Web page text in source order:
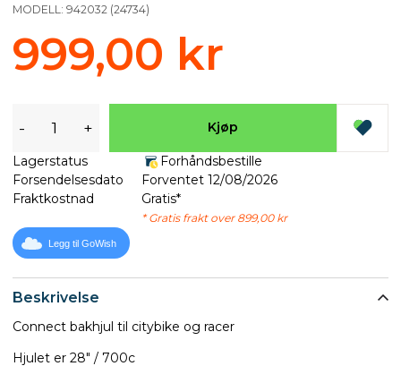
Beskrivelse
Connect bakhjul til citybike og racer
Hjulet er 28" / 700c
MODELL: 942032 (24734)
999,00 kr
- + Kjøp
Lagerstatus
Forhåndsbestille
Forsendelsesdato
Forventet 12/08/2026
Fraktkostnad
Gratis*
* Gratis frakt over 899,00 kr
Legg til GoWish